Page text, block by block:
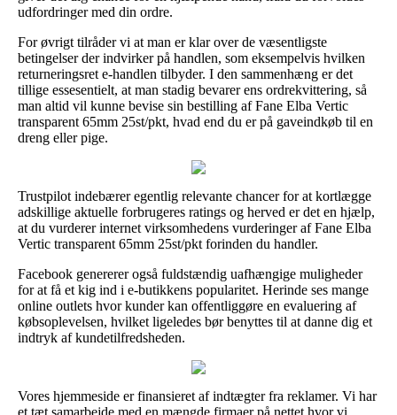
udfordringer med din ordre.
For øvrigt tilråder vi at man er klar over de væsentligste
betingelser der indvirker på handlen, som eksempelvis hvilken
returneringsret e-handlen tilbyder. I den sammenhæng er det
tillige essesentielt, at man stadig bevarer ens ordrekvittering, så
man altid vil kunne bevise sin bestilling af Fane Elba Vertic
transparent 65mm 25st/pkt, hvad end du er på gaveindkøb til en
dreng eller pige.
Trustpilot indebærer egentlig relevante chancer for at kortlægge
adskillige aktuelle forbrugeres ratings og herved er det en hjælp,
at du vurderer internet virksomhedens vurderinger af Fane Elba
Vertic transparent 65mm 25st/pkt forinden du handler.
Facebook genererer også fuldstændig uafhængige muligheder
for at få et kig ind i e-butikkens popularitet. Herinde ses mange
online outlets hvor kunder kan offentliggøre en evaluering af
købsoplevelsen, hvilket ligeledes bør benyttes til at danne dig et
indtryk af kundetilfredsheden.
Vores hjemmeside er finansieret af indtægter fra reklamer. Vi har
et tæt samarbejde med en mængde firmaer på nettet hvor vi